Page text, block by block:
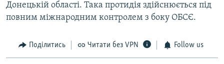
Донецькій області. Така протидія здійснюється під
повним міжнародним контролем з боку ОБСЄ.
Поділитись Читати без VPN Follow us